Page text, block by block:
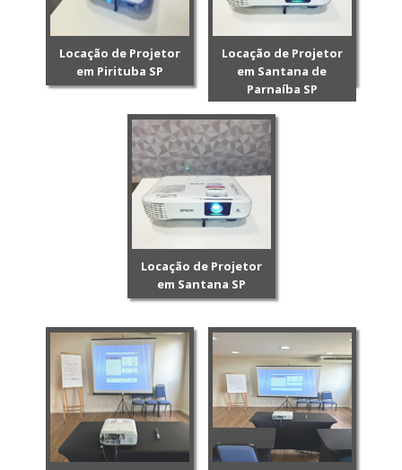
Locação de Projetor
em Pirituba SP
Locação de Projetor
em Santana de
Parnaíba SP
Locação de Projetor
em Santana SP